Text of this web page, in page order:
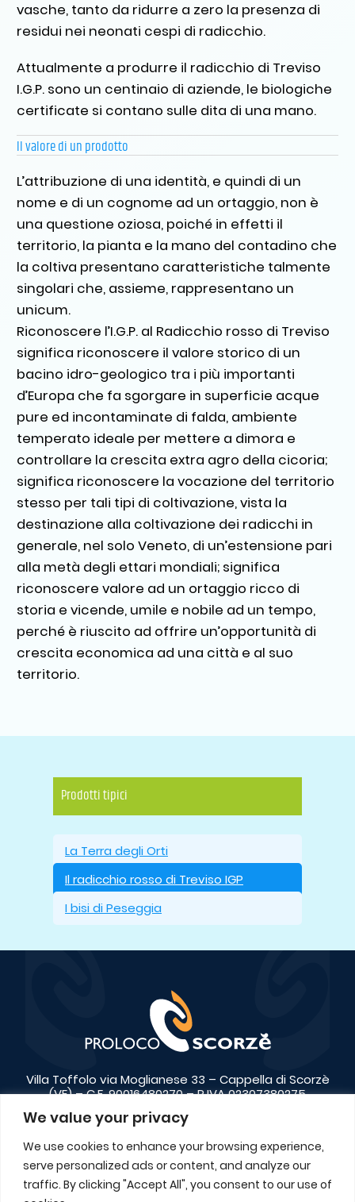
We value your privacy
We use cookies to enhance your browsing experience,
serve personalized ads or content, and analyze our
traffic. By clicking "Accept All", you consent to our use of
vasche, tanto da ridurre a zero la presenza di
residui nei neonati cespi di radicchio.
Attualmente a produrre il radicchio di Treviso
I.G.P. sono un centinaio di aziende, le biologiche
certificate si contano sulle dita di una mano.
Il valore di un prodotto
L’attribuzione di una identità, e quindi di un
nome e di un cognome ad un ortaggio, non è
una questione oziosa, poiché in effetti il
territorio, la pianta e la mano del contadino che
la coltiva presentano caratteristiche talmente
singolari che, assieme, rappresentano un
unicum.
Riconoscere l’I.G.P. al Radicchio rosso di Treviso
significa riconoscere il valore storico di un
bacino idro-geologico tra i più importanti
d’Europa che fa sgorgare in superficie acque
pure ed incontaminate di falda, ambiente
temperato ideale per mettere a dimora e
controllare la crescita extra agro della cicoria;
significa riconoscere la vocazione del territorio
stesso per tali tipi di coltivazione, vista la
destinazione alla coltivazione dei radicchi in
generale, nel solo Veneto, di un’estensione pari
alla metà degli ettari mondiali; significa
riconoscere valore ad un ortaggio ricco di
storia e vicende, umile e nobile ad un tempo,
perché è riuscito ad offrire un’opportunità di
crescita economica ad una città e al suo
territorio.
Prodotti tipici
La Terra degli Orti
Il radicchio rosso di Treviso IGP
I bisi di Peseggia
Villa Toffolo via Moglianese 33 – Cappella di Scorzè
(VE) – C.F. 90016480270 – P.IVA 02307380275
+39 041 446650
Contatti